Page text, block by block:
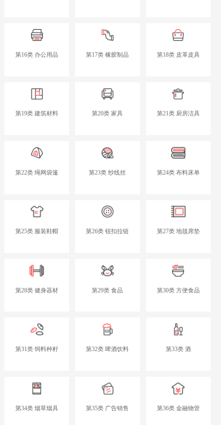
第16类 办公用品 第17类 橡胶制品 第18类 皮革皮具
第19类 建筑材料 第20类 家具 第21类 厨房洁具
第22类 绳网袋篷 第23类 纱线丝 第24类 布料床单
第25类 服装鞋帽 第26类 钮扣拉链 第27类 地毯席垫
第28类 健身器材 第29类 食品 第30类 方便食品
第31类 饲料种籽 第32类 啤酒饮料 第33类 酒
第34类 烟草烟具 第35类 广告销售 第36类 金融物管